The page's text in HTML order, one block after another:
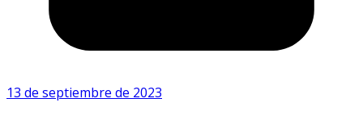
13 de septiembre de 2023